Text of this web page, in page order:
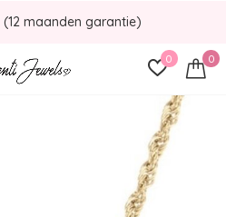
0 0
(12 maanden garantie)